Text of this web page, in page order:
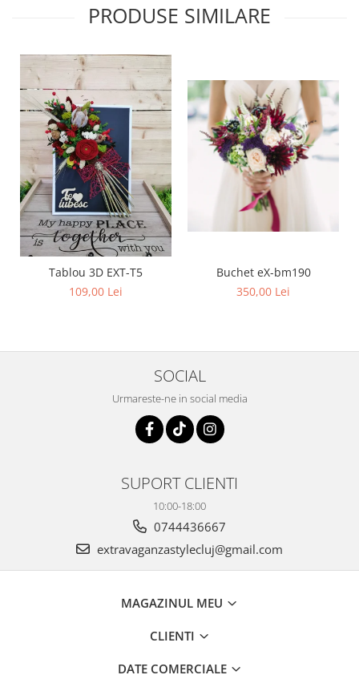
PRODUSE SIMILARE
Tablou 3D EXT-T5
109,00 Lei
Buchet eX-bm190
350,00 Lei
SOCIAL
Urmareste-ne in social media
SUPORT CLIENTI
10:00-18:00
0744436667
extravaganzastylecluj@gmail.com
MAGAZINUL MEU
CLIENTI
DATE COMERCIALE